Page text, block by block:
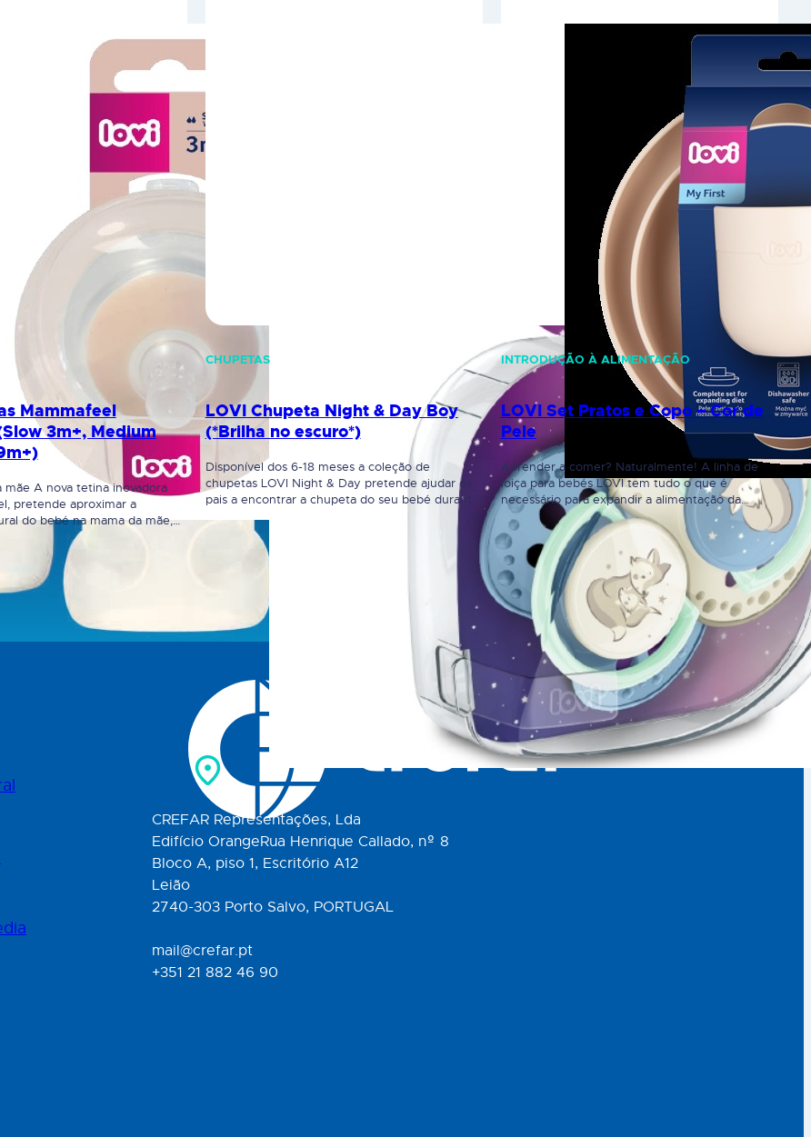
Mammafeel
3m+, Medium
mãe A nova tetina inovadora
pretende aproximar a
do bebé na mama da mãe,
semelhanças em cor,
dinâmica Mesmo no momento
do biberão Mammafeel, o
essa semelhança e
a mãe. Assim a mãe,…
CHUPETAS
LOVI Chupeta Night & Day Boy
(*Brilha no escuro*)
Disponível dos 6-18 meses a coleção de
chupetas LOVI Night & Day pretende ajudar os
pais a encontrar a chupeta do seu bebé durante
reflexo natural de sucção e apoia o
desenvolvimento correto da fala e da dentição.
Desenvolvida por terapeutas da fala e linguagem
INTRODUÇÃO À ALIMENTAÇÃO
LOVI Set Pratos e Copo – Cor de
Pele
Aprender a comer? Naturalmente! A linha de
loiça para bebés LOVI tem tudo o que é
necessário para expandir a alimentação da
criança. São produtos ideais para o treino
alimentar – as tigelas e pratos são adequados
para diversos tipos de refeições e o copo é
perfeito para aprender a beber num copo
aberto. Os…
CREFAR Representações, Lda
Edifício OrangeRua Henrique Callado, nº 8
Bloco A, piso 1, Escritório A12
Leião
2740-303 Porto Salvo, PORTUGAL
mail@crefar.pt
+351 21 882 46 90